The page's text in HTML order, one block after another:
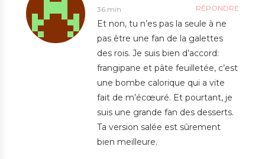
36 min
RÉPONDRE
Et non, tu n’es pas la seule à ne
pas être une fan de la galettes
des rois. Je suis bien d’accord:
frangipane et pâte feuilletée, c’est
une bombe calorique qui a vite
fait de m’écœuré. Et pourtant, je
suis une grande fan des desserts.
Ta version salée est sûrement
bien meilleure.